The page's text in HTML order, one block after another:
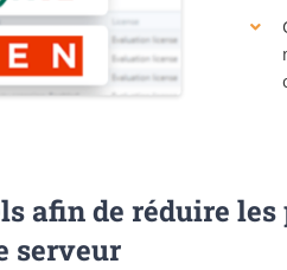
afin de réduire les
serveur